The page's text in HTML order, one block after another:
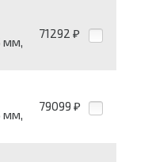
мм,
71292 ₽
мм,
79099 ₽